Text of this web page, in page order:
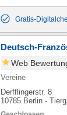
Gratis-
Deutsch-
Web
Vereine
Derfflingerstr. 8
10785 Berlin -